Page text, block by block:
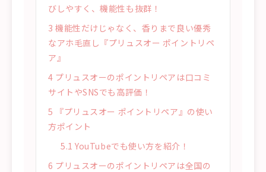
びしやすく、機能性も抜群！
3 機能性だけじゃなく、香りまで良い優秀
なアホ毛直し『プリュスオー ポイントリペ
ア』
4 プリュスオーのポイントリペアは口コミ
サイトやSNSでも高評価！
5 『プリュスオー ポイントリペア』の使い
方ポイント
5.1 YouTubeでも使い方を紹介！
6 プリュスオーのポイントリペアは全国の